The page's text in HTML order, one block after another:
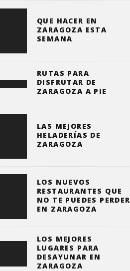
QUE HACER EN
ZARAGOZA ESTA
SEMANA
RUTAS PARA
DISFRUTAR DE
ZARAGOZA A PIE
LAS MEJORES
HELADERÍAS DE
ZARAGOZA
LOS NUEVOS
RESTAURANTES QUE
NO TE PUEDES PERDER
EN ZARAGOZA
LOS MEJORES
LUGARES PARA
DESAYUNAR EN
ZARAGOZA